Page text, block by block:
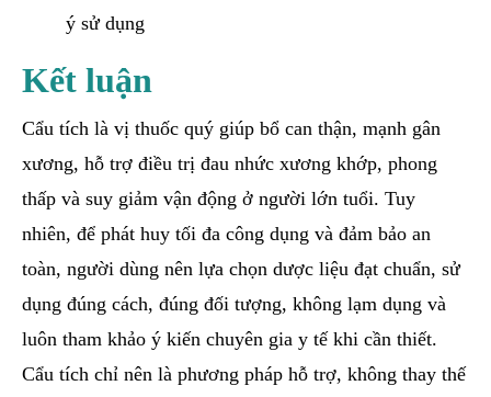
ý sử dụng
Kết luận
Cẩu tích là vị thuốc quý giúp bổ can thận, mạnh gân
xương, hỗ trợ điều trị đau nhức xương khớp, phong
thấp và suy giảm vận động ở người lớn tuổi. Tuy
nhiên, để phát huy tối đa công dụng và đảm bảo an
toàn, người dùng nên lựa chọn dược liệu đạt chuẩn, sử
dụng đúng cách, đúng đối tượng, không lạm dụng và
luôn tham khảo ý kiến chuyên gia y tế khi cần thiết.
Cẩu tích chỉ nên là phương pháp hỗ trợ, không thay thế